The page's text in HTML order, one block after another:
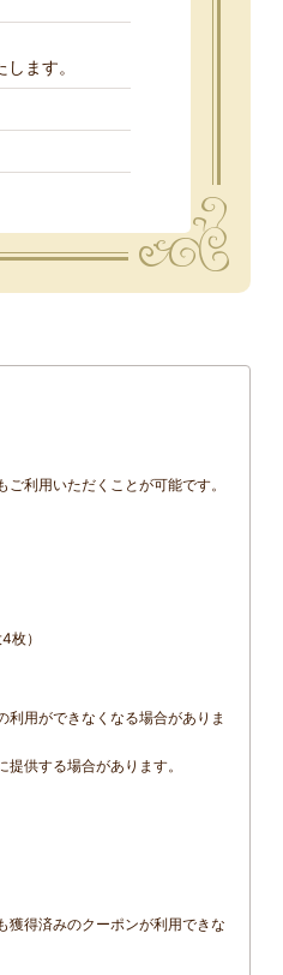
ます。
ご利用いただくことが可能です。
枚）
用ができなくなる場合がありま
供する場合があります。
獲得済みのクーポンが利用できな